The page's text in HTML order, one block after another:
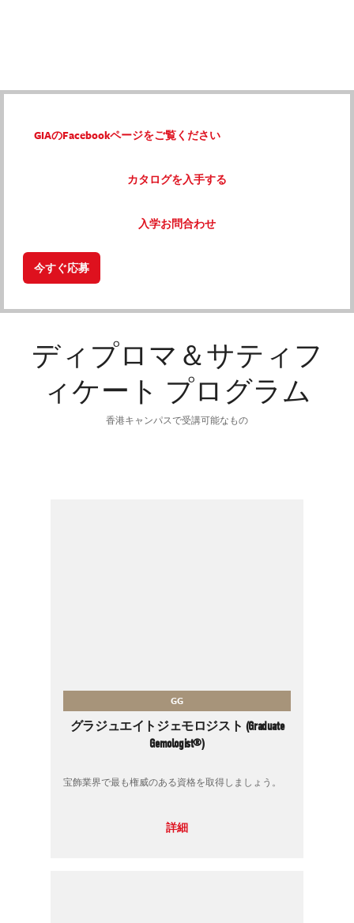
GIAのFacebookページをご覧ください
カタログを入手する
入学お問合わせ
今すぐ応募
ディプロマ＆サティフ
ィケート プログラム
香港キャンパスで受講可能なもの
GG
グラジュエイトジェモロジスト (Graduate
Gemologist®)
宝飾業界で最も権威のある資格を取得しましょう。
詳細